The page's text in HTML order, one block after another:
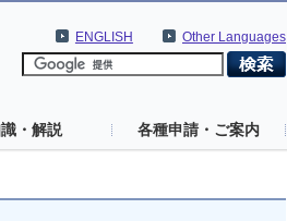
Other Languages
ENGLISH
・解説 各種申請・ご案内